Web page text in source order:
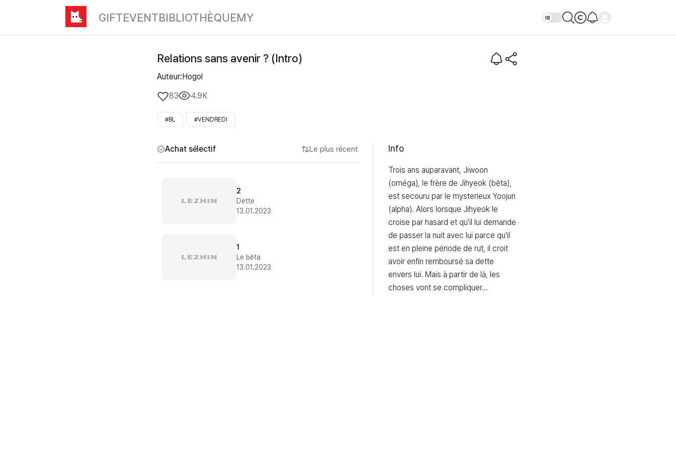
Relations sans avenir ? (Intro)
GIFTEVENTBIBLIOTHÈQUEMY
Relations sans avenir ? (Intro)
Auteur:Hogol
83
4.9K
#BL #VENDREDI
Achat sélectif Le plus récent
2
Dette
13.01.2023
1
Le bêta
13.01.2023
Info
Trois ans auparavant, Jiwoon
(oméga), le frère de Jihyeok (bêta),
est secouru par le mysterieux Yoojun
(alpha). Alors lorsque Jihyeok le
croise par hasard et qu'il lui demande
de passer la nuit avec lui parce qu'il
est en pleine période de rut, il croit
avoir enfin remboursé sa dette
envers lui. Mais à partir de là, les
choses vont se compliquer...